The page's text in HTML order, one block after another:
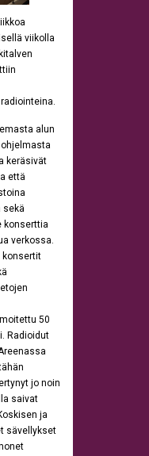
viikolla
alun
keräsivät
että
sekä
konserttia
verkossa.
konsertit
50
Radioidut
jo noin
saivat
ja
sävellykset